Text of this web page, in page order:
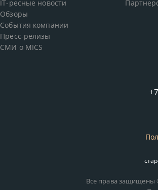
IT-ресные новости
Обзоры
События компании
Пресс-релизы
СМИ о MICS
Все права защищены